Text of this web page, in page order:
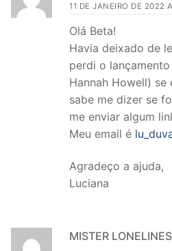
11 DE JANEIRO DE 2022
Olá Beta!
Havia deixado de
perdi o
Hannah Howell)
sabe me dizer se
me enviar algum
Meu email é
Agradeço a ajuda,
Luciana
MISTER